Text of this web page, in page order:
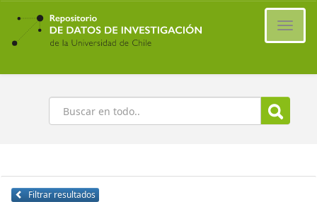
Ir
contenido
principal
Buscar
Filtrar resultados